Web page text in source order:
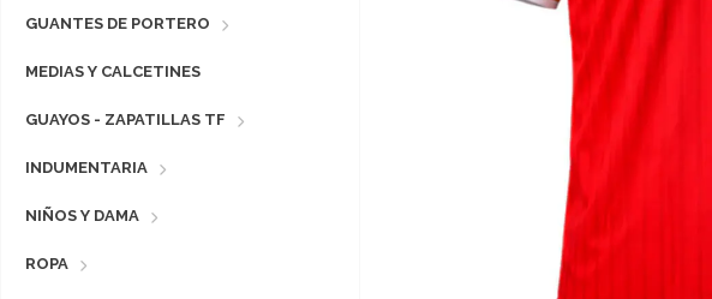
GUANTES DE PORTERO
MEDIAS Y CALCETINES
GUAYOS - ZAPATILLAS TF
INDUMENTARIA
NIÑOS Y DAMA
ROPA